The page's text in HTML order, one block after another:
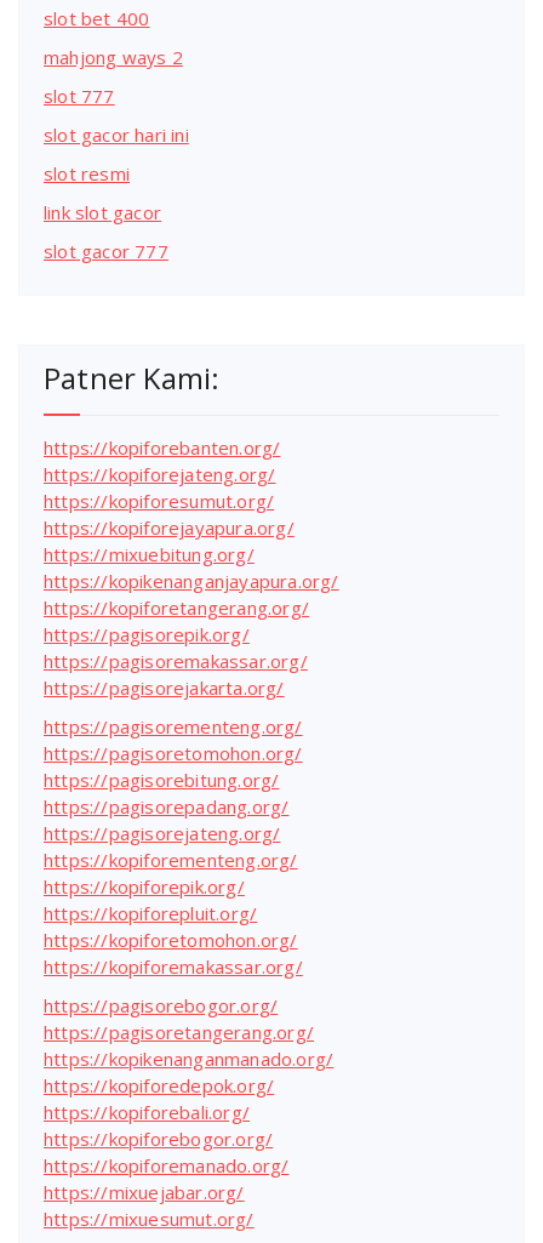
slot bet 400
mahjong ways 2
slot 777
slot gacor hari ini
slot resmi
link slot gacor
slot gacor 777
Patner Kami:
https://kopiforebanten.org/
https://kopiforejateng.org/
https://kopiforesumut.org/
https://kopiforejayapura.org/
https://mixuebitung.org/
https://kopikenanganjayapura.org/
https://kopiforetangerang.org/
https://pagisorepik.org/
https://pagisoremakassar.org/
https://pagisorejakarta.org/
https://pagisorementeng.org/
https://pagisoretomohon.org/
https://pagisorebitung.org/
https://pagisorepadang.org/
https://pagisorejateng.org/
https://kopiforementeng.org/
https://kopiforepik.org/
https://kopiforepluit.org/
https://kopiforetomohon.org/
https://kopiforemakassar.org/
https://pagisorebogor.org/
https://pagisoretangerang.org/
https://kopikenanganmanado.org/
https://kopiforedepok.org/
https://kopiforebali.org/
https://kopiforebogor.org/
https://kopiforemanado.org/
https://mixuejabar.org/
https://mixuesumut.org/